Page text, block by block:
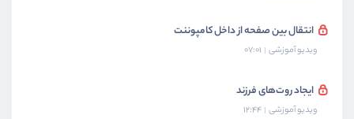
انتقال بین صفحه از داخل کامپوننت
ویدیو آموزشی 07:01
ایجاد روت‌های فرزند
ویدیو آموزشی 12:44